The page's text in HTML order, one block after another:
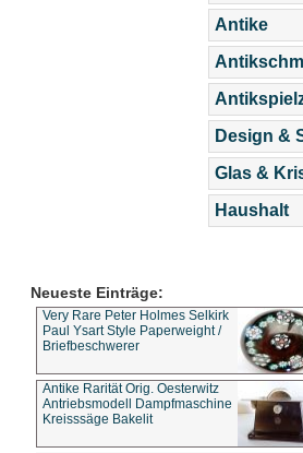
Antike
Design &
Glas &
Haushalt
Neueste Einträge:
Very Rare Peter Holmes Selkirk
Paul Ysart Style Paperweight /
Briefbeschwerer
Antike Rarität Orig. Oesterwitz
Antriebsmodell Dampfmaschine
Kreisssäge Bakelit